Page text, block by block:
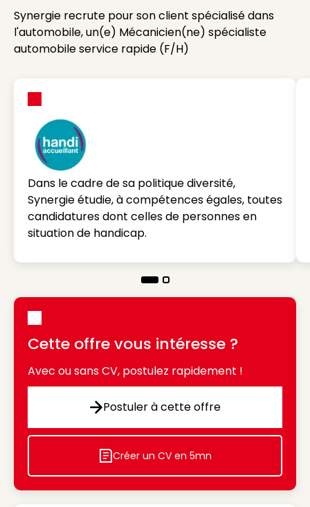
Synergie recrute pour son client spécialisé dans
l'automobile, un(e) Mécanicien(ne) spécialiste
automobile service rapide (F/H)
Dans le cadre de sa politique diversité,
Synergie étudie, à compétences égales, toutes
candidatures dont celles de personnes en
situation de handicap.
Cette offre vous intéresse ?
Avec ou sans CV, postulez rapidement !
Postuler à cette offre
Postuler à cette offre
Icon decorative
Créer un CV en 5mn